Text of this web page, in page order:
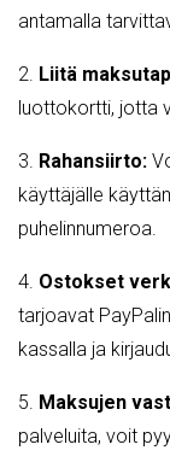
antamalla
2. Liitä
luottokortti, jotta
3. Rahansiirto:
käyttäjälle
puhelinnumeroa.
4. Ostokset
tarjoavat
kassalla ja
5. Maksujen
palveluita, voit